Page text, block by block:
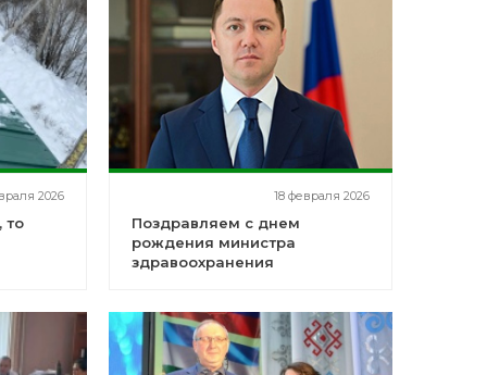
2026
то
18 февраля 2026
Поздравляем с днем
рождения министра
здравоохранения